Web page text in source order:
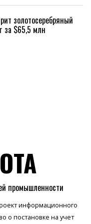
золотосеребряный
за $65,5 млн
промышленности
информационного
о постановке на учет